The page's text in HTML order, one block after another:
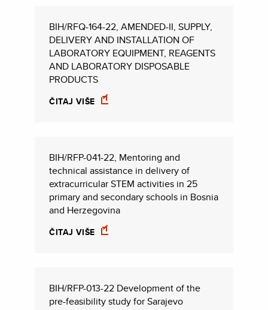
BIH/RFQ-164-22, AMENDED-II, SUPPLY,
DELIVERY AND INSTALLATION OF
LABORATORY EQUIPMENT, REAGENTS
AND LABORATORY DISPOSABLE
PRODUCTS
ČITAJ VIŠE
BIH/RFP-041-22, Mentoring and
technical assistance in delivery of
extracurricular STEM activities in 25
primary and secondary schools in Bosnia
and Herzegovina
ČITAJ VIŠE
BIH/RFP-013-22 Development of the
pre-feasibility study for Sarajevo